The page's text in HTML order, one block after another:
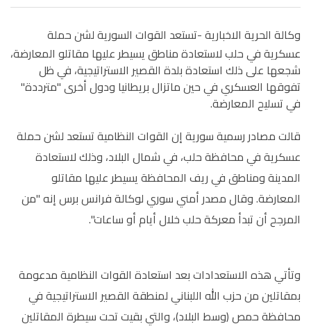
وكالة الحرية الاخبارية -تستعد القوات السورية لشن حملة
عسكرية في حلب لاستعادة مناطق يسيطر عليها مقاتلو المعارضة،
شجعها على ذلك استعادة بلدة القصير الاستراتيجية، في ظل
تفوقها العسكري في حين ماتزال بريطانيا ودول أخرى "مترددة"
في تسليح المعارضة.
قالت مصادر رسمية سورية إن القوات النظامية تستعد لشن حملة
عسكرية في محافظة حلب، في شمال البلاد، وذلك لاستعادة
المدينة ومناطق في ريف المحافظة يسيطر عليها مقاتلو
المعارضة. وقال مصدر أمني سوري لوكالة فرانس برس إنه "من
المرجح أن تبدأ معركة حلب خلال أيام أو ساعات".
وتأتي هذه الاستعدادات بعد استعادة القوات النظامية مدعومة
بمقاتلين من حزب الله اللبناني لمنطقة القصير الاستراتيجية في
محافظة حمص (وسط البلاد)، والتي بقيت تحت سيطرة المقاتلين